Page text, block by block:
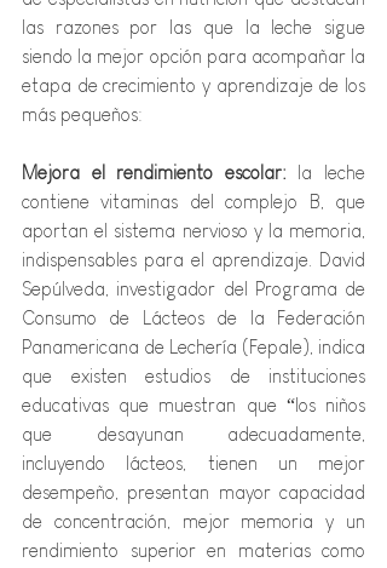
las razones por las que la leche sigue
siendo la mejor opción para acompañar la
etapa de crecimiento y aprendizaje de los
más pequeños:
Mejora el rendimiento escolar: la leche
contiene vitaminas del complejo B, que
aportan el sistema nervioso y la memoria,
indispensables para el aprendizaje. David
Sepúlveda, investigador del Programa de
Consumo de Lácteos de la Federación
Panamericana de Lechería (Fepale), indica
que existen estudios de instituciones
educativas que muestran que “los niños
que desayunan adecuadamente,
incluyendo lácteos, tienen un mejor
desempeño, presentan mayor capacidad
de concentración, mejor memoria y un
rendimiento superior en materias como